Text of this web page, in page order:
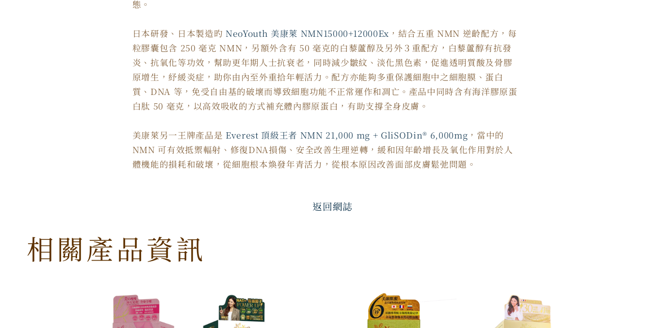
態。
日本研發、日本製造旳 NeoYouth 美康萊 NMN15000+12000Ex ，結合五重 NMN 逆齡配方，每
粒膠囊包含 250 毫克 NMN，另額外含有 50 毫克的白藜蘆醇及另外３重配方，白藜蘆醇有抗發
炎、抗氧化等功效，幫助更年期人士抗衰老，同時減少皺紋、淡化黑色素，促進透明質酸及骨膠
原增生，紓緩炎症，助你由內至外重拾年輕活力。配方亦能夠多重保護細胞中之細胞膜、蛋白
質、DNA 等，免受自由基的破壞而導致細胞功能不正常運作和凋亡。產品中同時含有海洋膠原蛋
白肽 50 毫克，以高效吸收的方式補充體內膠原蛋白，有助支撐全身皮膚。
美康萊另一王牌產品是 Everest 頂級王者 NMN 21,000 mg + GliSODin®️ 6,000mg ，當中的
NMN 可有效抵禦輻射、修復DNA損傷、安全改善生理逆轉，緩和因年齡增長及氧化作用對於人
體機能的損耗和破壞，從細胞根本煥發年青活力，從根本原因改善面部皮膚鬆弛問題。
返回網誌
相關產品資訊